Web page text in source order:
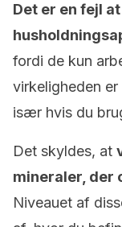
Det er en fejl
fordi de kun
virkeligheden
især hvis du
Det skyldes, at
mineraler, der
Niveauet af